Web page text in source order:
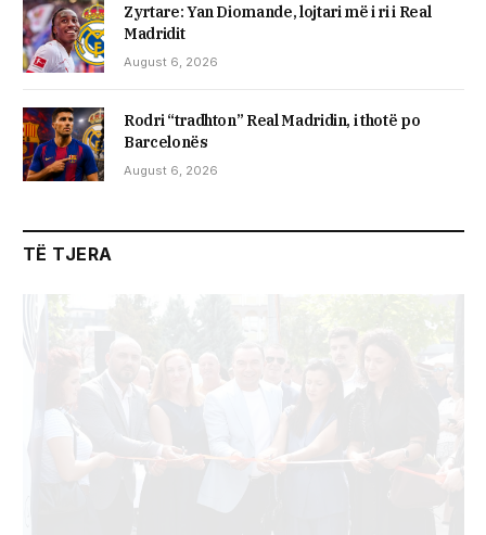
Zyrtare: Yan Diomande, lojtari më i ri i Real
Madridit
August 6, 2026
Rodri “tradhton” Real Madridin, i thotë po
Barcelonës
August 6, 2026
TË TJERA